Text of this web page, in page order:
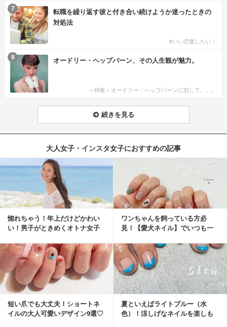
転職を繰り返す彼と付き合い続けようか迷ったときの
対処法
#いい恋愛したい！
7
オードリー・ヘップバーン、その人生観が魅力。
＜特集＞オードリー・ヘップバーンに恋して。。。
8
続きを見る
大人女子・インスタ女子におすすめの記事
惚れちゃう！年上だけどかわい
い！男子がときめくオトナ女子
ワンちゃんを飼っている方必
見！【愛犬ネイル】でいつも一
短い爪でも大丈夫！ショートネ
イルの大人可愛いデザイン9選♡
夏といえばライトブルー（水
色）！涼しげなネイルを楽しも